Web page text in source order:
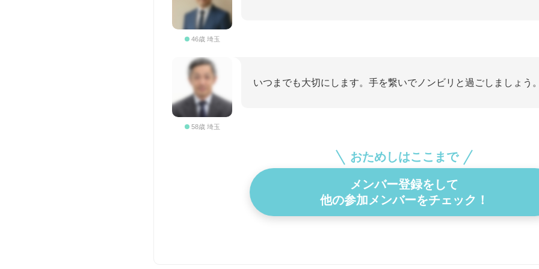
46歳 埼玉
58歳 埼玉
いつまでも大切にします。手を繋いでノンビリと過ごしましょう
おためしはここまで
メンバー登録をして
他の参加メンバーをチェック！